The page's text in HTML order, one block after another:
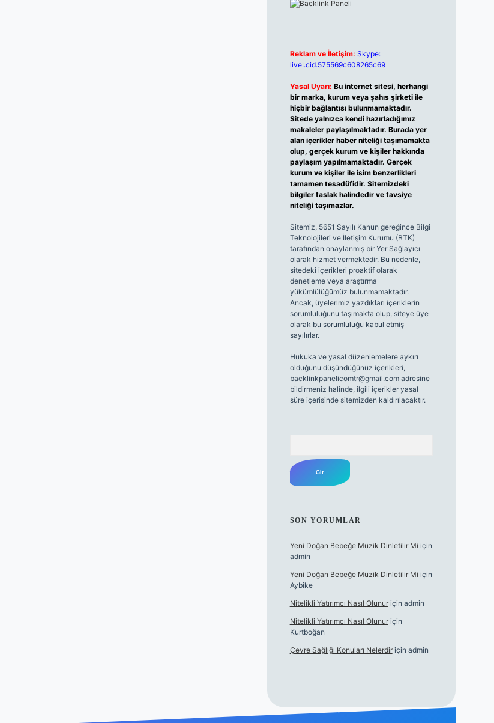
Reklam ve İletişim: Skype:
live:.cid.575569c608265c69
Yasal Uyarı: Bu internet sitesi, herhangi
bir marka, kurum veya şahıs şirketi ile
hiçbir bağlantısı bulunmamaktadır.
Sitede yalnızca kendi hazırladığımız
makaleler paylaşılmaktadır. Burada yer
alan içerikler haber niteliği taşımamakta
olup, gerçek kurum ve kişiler hakkında
paylaşım yapılmamaktadır. Gerçek
kurum ve kişiler ile isim benzerlikleri
tamamen tesadüfidir. Sitemizdeki
bilgiler taslak halindedir ve tavsiye
niteliği taşımazlar.
Sitemiz, 5651 Sayılı Kanun gereğince Bilgi
Teknolojileri ve İletişim Kurumu (BTK)
tarafından onaylanmış bir Yer Sağlayıcı
olarak hizmet vermektedir. Bu nedenle,
sitedeki içerikleri proaktif olarak
denetleme veya araştırma
yükümlülüğümüz bulunmamaktadır.
Ancak, üyelerimiz yazdıkları içeriklerin
sorumluluğunu taşımakta olup, siteye üye
olarak bu sorumluluğu kabul etmiş
sayılırlar.
Hukuka ve yasal düzenlemelere aykırı
olduğunu düşündüğünüz içerikleri,
backlinkpanelicomtr@gmail.comadresine
bildirmeniz halinde, ilgili içerikler yasal
süre içerisinde sitemizden kaldırılacaktır.
SON YORUMLAR
Yeni Doğan Bebeğe Müzik Dinletilir Mi için
admin
Yeni Doğan Bebeğe Müzik Dinletilir Mi için
Aybike
Nitelikli Yatırımcı Nasıl Olunuriçin admin
Nitelikli Yatırımcı Nasıl Olunuriçin
Kurtboğan
Çevre Sağlığı Konuları Nelerdiriçin admin